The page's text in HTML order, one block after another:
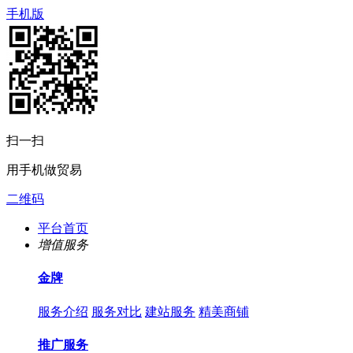
手机版
扫一扫
用手机做贸易
二维码
平台首页
增值服务
金牌
服务介绍 服务对比 建站服务 精美商铺
推广服务